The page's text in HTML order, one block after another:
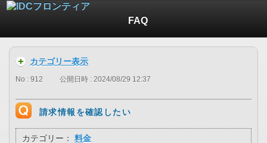
FAQ
カテゴリー表示
No : 912 公開日時 : 2024/08/29 12:37
請求情報を確認したい
カテゴリー： 料金